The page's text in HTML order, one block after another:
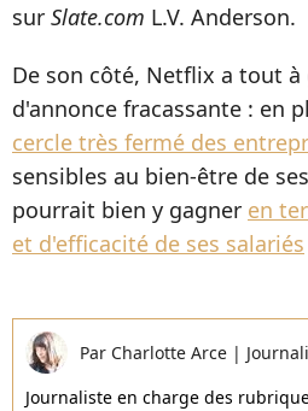
sur Slate.com L.V. Anderson.
De son côté, Netflix a tout à
d'annonce fracassante : en
cercle très fermé des
sensibles au bien-être de
pourrait bien y gagner en
et d'efficacité de ses salariés
Par Charlotte Arce |
Journaliste en charge des